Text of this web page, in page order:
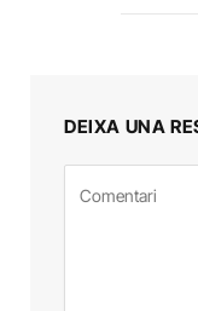
DEIXA UNA